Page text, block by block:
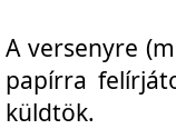
A versenyre
papírra
küldtök.